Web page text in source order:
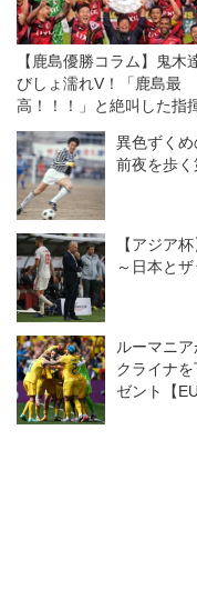
【鹿島優勝コラム】鬼木
びしょ濡れV！「鹿島最
高！！！」と絶叫した指
ここに帰ってきた意味。
と一員になれたかな」
異色ずく
前夜を歩く
【アジア
～日本と
ルーマニ
クライナ
ゼント【